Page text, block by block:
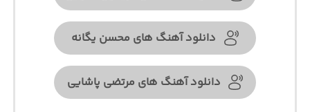
دانلود آهنگ های محسن یگانه
دانلود آهنگ های مرتضی پاشایی